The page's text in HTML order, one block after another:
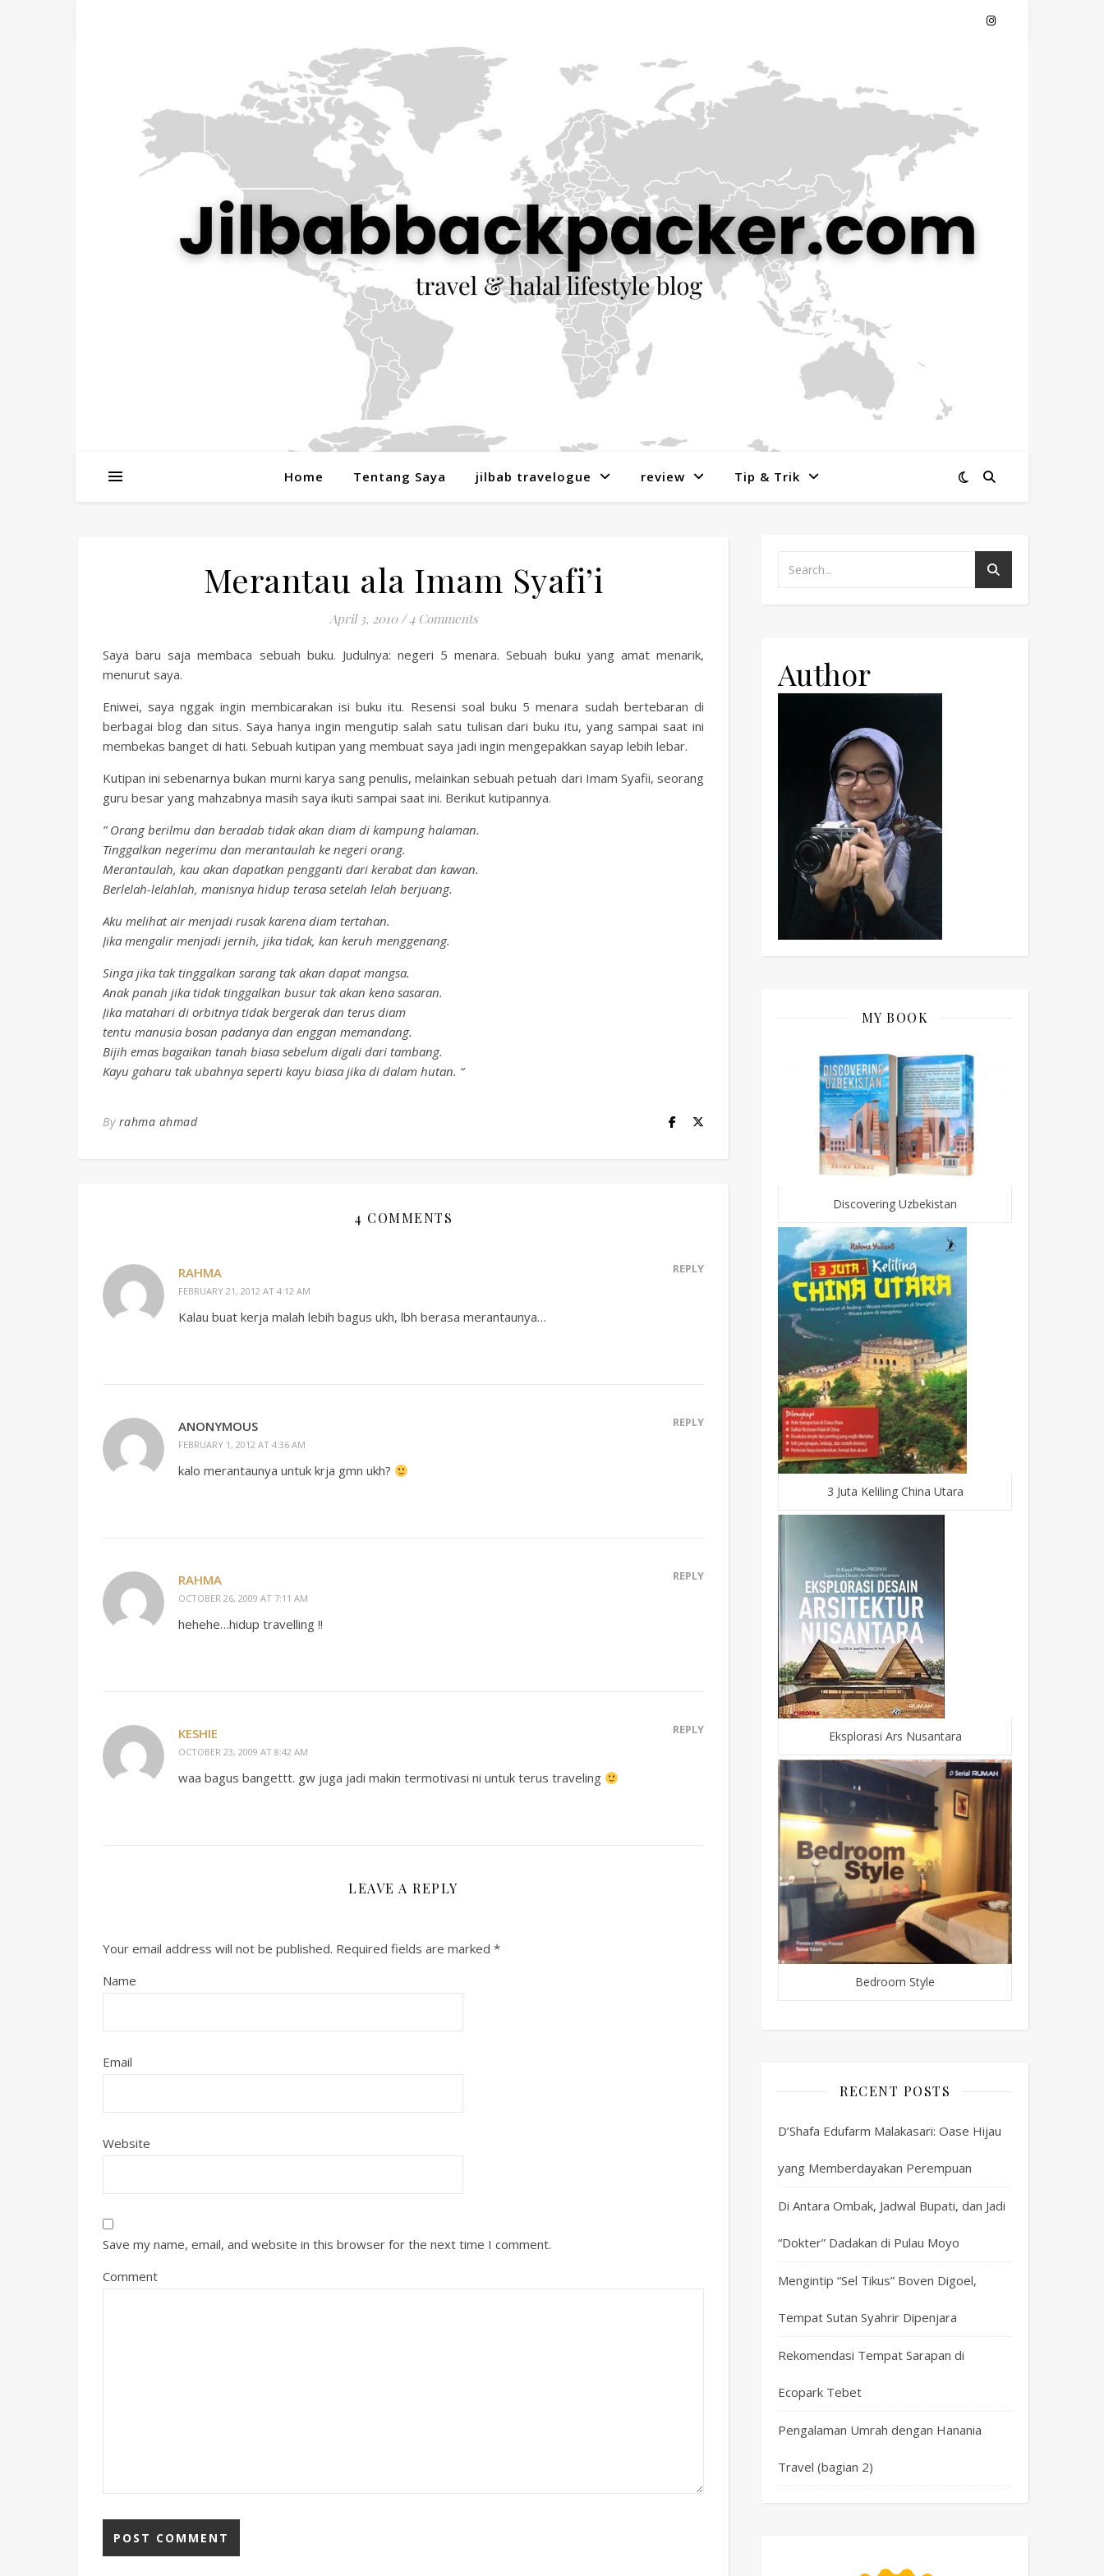
Home Tentang Saya jilbab travelogue review Tip & Trik
Merantau ala Imam Syafi’i
April 3, 2010 / 4 Comments
Saya baru saja membaca sebuah buku. Judulnya: negeri 5 menara. Sebuah buku yang amat menarik,
menurut saya.
Eniwei, saya nggak ingin membicarakan isi buku itu. Resensi soal buku 5 menara sudah bertebaran di
berbagai blog dan situs. Saya hanya ingin mengutip salah satu tulisan dari buku itu, yang sampai saat ini
membekas banget di hati. Sebuah kutipan yang membuat saya jadi ingin mengepakkan sayap lebih lebar.
Kutipan ini sebenarnya bukan murni karya sang penulis, melainkan sebuah petuah dari Imam Syafii, seorang
guru besar yang mahzabnya masih saya ikuti sampai saat ini. Berikut kutipannya.
” Orang berilmu dan beradab tidak akan diam di kampung halaman.
Tinggalkan negerimu dan merantaulah ke negeri orang.
Merantaulah, kau akan dapatkan pengganti dari kerabat dan kawan.
Berlelah-lelahlah, manisnya hidup terasa setelah lelah berjuang.
Aku melihat air menjadi rusak karena diam tertahan.
Jika mengalir menjadi jernih, jika tidak, kan keruh menggenang.
Singa jika tak tinggalkan sarang tak akan dapat mangsa.
Anak panah jika tidak tinggalkan busur tak akan kena sasaran.
Jika matahari di orbitnya tidak bergerak dan terus diam
tentu manusia bosan padanya dan enggan memandang.
Bijih emas bagaikan tanah biasa sebelum digali dari tambang.
Kayu gaharu tak ubahnya seperti kayu biasa jika di dalam hutan. “
By rahma ahmad
4 COMMENTS
RAHMA
FEBRUARY 21, 2012 AT 4:12 AM
REPLY
Kalau buat kerja malah lebih bagus ukh, lbh berasa merantaunya…
ANONYMOUS
FEBRUARY 1, 2012 AT 4:36 AM
REPLY
kalo merantaunya untuk krja gmn ukh?
RAHMA
OCTOBER 26, 2009 AT 7:11 AM
REPLY
hehehe…hidup travelling !!
KESHIE
OCTOBER 23, 2009 AT 8:42 AM
REPLY
waa bagus bangettt. gw juga jadi makin termotivasi ni untuk terus traveling
LEAVE A REPLY
Your email address will not be published. Required fields are marked *
Name
Email
Website
Save my name, email, and website in this browser for the next time I comment.
Comment
Author
MY BOOK
Discovering Uzbekistan
3 Juta Keliling China Utara
Eksplorasi Ars Nusantara
Bedroom Style
RECENT POSTS
D’Shafa Edufarm Malakasari: Oase Hijau
yang Memberdayakan Perempuan
Di Antara Ombak, Jadwal Bupati, dan Jadi
“Dokter” Dadakan di Pulau Moyo
Mengintip “Sel Tikus” Boven Digoel,
Tempat Sutan Syahrir Dipenjara
Rekomendasi Tempat Sarapan di
Ecopark Tebet
Pengalaman Umrah dengan Hanania
Travel (bagian 2)